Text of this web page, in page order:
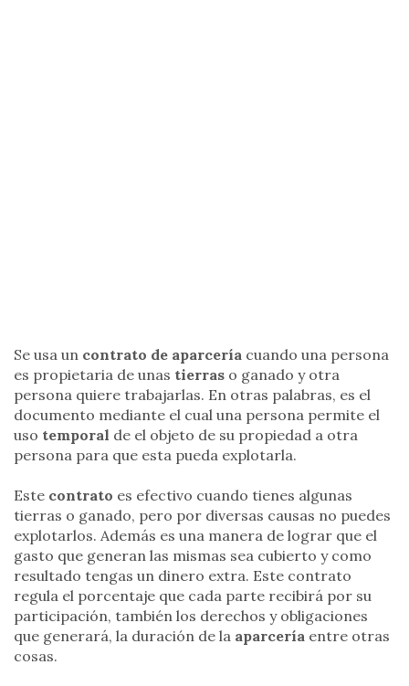
Se usa un contrato de aparcería cuando una persona
es propietaria de unas tierras o ganado y otra
persona quiere trabajarlas. En otras palabras, es el
documento mediante el cual una persona permite el
uso temporal de el objeto de su propiedad a otra
persona para que esta pueda explotarla.
Este contrato es efectivo cuando tienes algunas
tierras o ganado, pero por diversas causas no puedes
explotarlos. Además es una manera de lograr que el
gasto que generan las mismas sea cubierto y como
resultado tengas un dinero extra. Este contrato
regula el porcentaje que cada parte recibirá por su
participación, también los derechos y obligaciones
que generará, la duración de la aparcería entre otras
cosas.